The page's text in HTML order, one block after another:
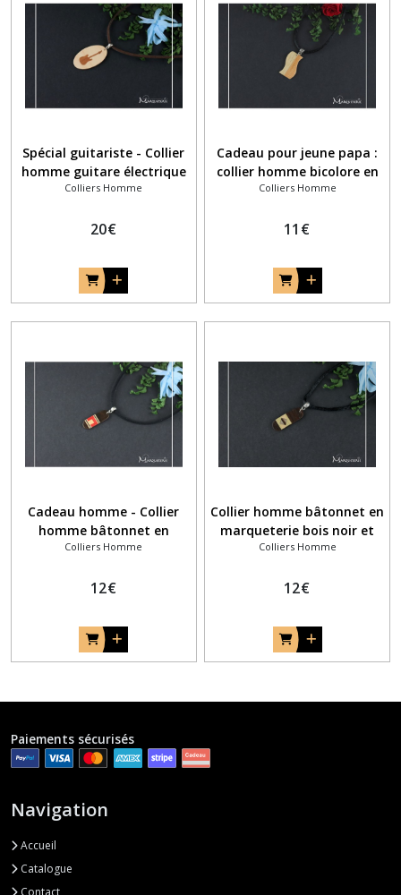
Spécial guitariste - Collier
homme guitare électrique
en marqueterie bois -
Colliers Homme
20€
Cadeau pour jeune papa :
collier homme bicolore en
marqueterie bois - Collier
Colliers Homme
11 €
Cadeau homme - Collier
homme bâtonnet en
marqueterie bois noir et
Colliers Homme
12€
Collier homme bâtonnet en
marqueterie bois noir et
vert
Colliers Homme
12€
Paiements sécurisés
Navigation
Accueil
Catalogue
Contact